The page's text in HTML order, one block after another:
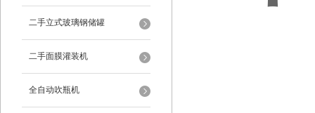
二手立式玻璃钢储罐
二手面膜灌装机
全自动吹瓶机